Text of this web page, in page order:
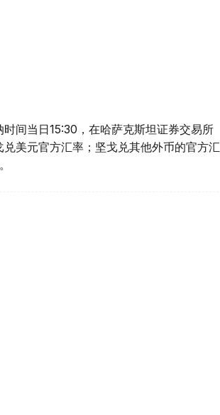
间当日15:30，在哈萨克斯坦证券交易所
美元官方汇率；坚戈兑其他外币的官方汇